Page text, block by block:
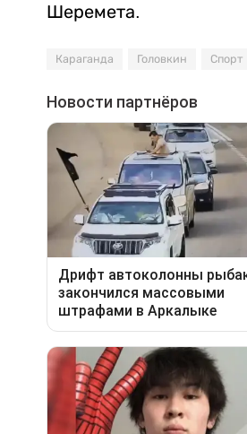
Шеремета.
Караганда Головкин Спорт